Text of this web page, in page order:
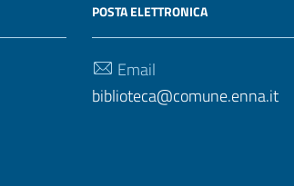
POSTA ELETTRONICA
Email
biblioteca@comune.enna.it